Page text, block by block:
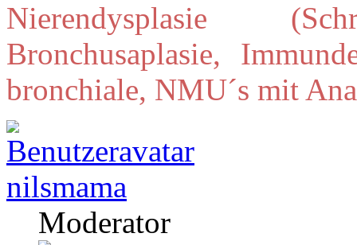
Nierendysplasie
Bronchusaplasie,
bronchiale, NMU´s mit
nilsmama
Moderator